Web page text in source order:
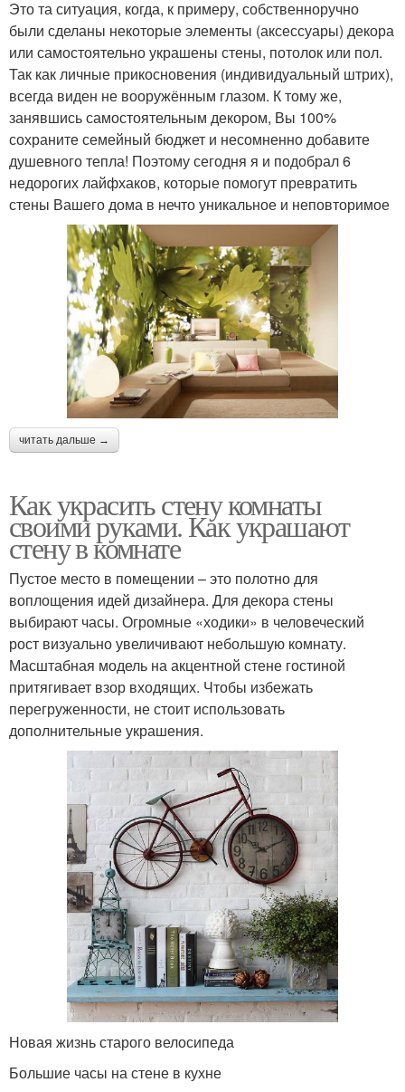
Это та ситуация, когда, к примеру, собственноручно
были сделаны некоторые элементы (аксессуары) декора
или самостоятельно украшены стены, потолок или пол.
Так как личные прикосновения (индивидуальный штрих),
всегда виден не вооружённым глазом. К тому же,
занявшись самостоятельным декором, Вы 100%
сохраните семейный бюджет и несомненно добавите
душевного тепла! Поэтому сегодня я и подобрал 6
недорогих лайфхаков, которые помогут превратить
стены Вашего дома в нечто уникальное и неповторимое
читать дальше →
Как украсить стену комнаты
своими руками. Как украшают
стену в комнате
Пустое место в помещении – это полотно для
воплощения идей дизайнера. Для декора стены
выбирают часы. Огромные «ходики» в человеческий
рост визуально увеличивают небольшую комнату.
Масштабная модель на акцентной стене гостиной
притягивает взор входящих. Чтобы избежать
перегруженности, не стоит использовать
дополнительные украшения.
Новая жизнь старого велосипеда
Большие часы на стене в кухне